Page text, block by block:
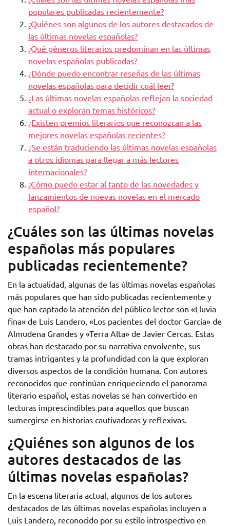
populares publicadas recientemente?
¿Quiénes son algunos de los autores destacados de
las últimas novelas españolas?
¿Qué géneros literarios predominan en las últimas
novelas españolas publicadas?
¿Dónde puedo encontrar reseñas de las últimas
novelas españolas para decidir cuál leer?
¿Las últimas novelas españolas reflejan la sociedad
actual o exploran temas históricos?
¿Existen premios literarios que reconozcan a las
mejores novelas españolas recientes?
¿Se están traduciendo las últimas novelas españolas
a otros idiomas para llegar a más lectores
internacionales?
¿Cómo puedo estar al tanto de las novedades y
lanzamientos de nuevas novelas en el mercado
español?
¿Cuáles son las últimas novelas
españolas más populares
publicadas recientemente?
En la actualidad, algunas de las últimas novelas españolas
más populares que han sido publicadas recientemente y
que han captado la atención del público lector son «Lluvia
fina» de Luis Landero, «Los pacientes del doctor García» de
Almudena Grandes y «Terra Alta» de Javier Cercas. Estas
obras han destacado por su narrativa envolvente, sus
tramas intrigantes y la profundidad con la que exploran
diversos aspectos de la condición humana. Con autores
reconocidos que continúan enriqueciendo el panorama
literario español, estas novelas se han convertido en
lecturas imprescindibles para aquellos que buscan
sumergirse en historias cautivadoras y reflexivas.
¿Quiénes son algunos de los
autores destacados de las
últimas novelas españolas?
En la escena literaria actual, algunos de los autores
destacados de las últimas novelas españolas incluyen a
Luis Landero, reconocido por su estilo introspectivo en